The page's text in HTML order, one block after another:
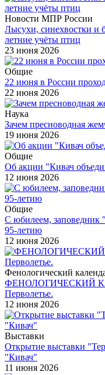
Новости МПР России
Лысухи, синехвостки и
летние учёты птиц
23 июня 2026
Общие
22 июня в России
22 июня 2026
Наука
Зачем пресноводная
19 июня 2026
Общие
Об акции "Кивач
12 июня 2026
Общие
С юбилеем, заповедник
95-летию
12 июня 2026
Фенологический
ФЕНОЛОГИЧЕСКИЙ
Перволетье.
12 июня 2026
Выставки
Открытие выставки
"Кивач"
11 июня 2026